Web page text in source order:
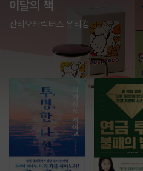
이달의 책
산리오캐릭터즈 유리컵